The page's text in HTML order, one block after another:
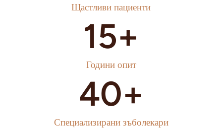
Щастливи пациенти
Години опит
15+
Специализирани зъболекари
40+